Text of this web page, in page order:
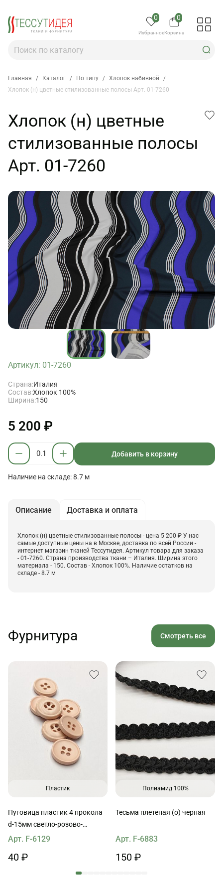
0
Избранное
0
Корзина
Главная / Каталог / По типу / Хлопок набивной
/
Хлопок (н) цветные стилизованные полосы Арт. 01-7260
Хлопок (н) цветные
стилизованные полосы
Арт. 01-7260
Артикул: 01-7260
Страна:Италия
Состав:Хлопок 100%
Ширина:150
5 200 ₽
Добавить в корзину
Наличие на складе: 8.7 м
Описание Доставка и оплата
Хлопок (н) цветные стилизованные полосы - цена 5 200 ₽ У нас
самые доступные цены на в Москве, доставка по всей России -
интернет магазин тканей Тессутидея. Артикул товара для заказа
- 01-7260. Страна производства ткани – Италия. Ширина этого
материала - 150. Состав - Хлопок 100%. Наличие остатков на
складе - 8.7 м
Фурнитура Смотреть все
Пластик
Пуговица пластик 4 прокола
d-15мм светло-розово-
бежевая
Арт. F-6129
40 ₽
Полиамид 100%
Тесьма плетеная (о) черная
Арт. F-6883
150 ₽